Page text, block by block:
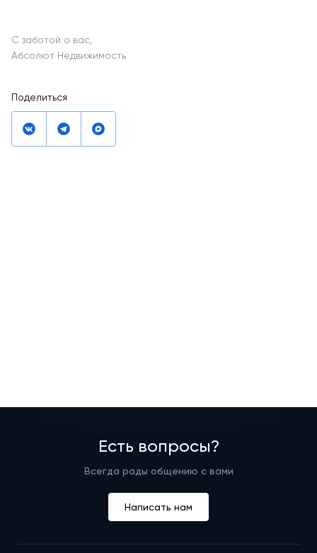
С заботой о вас,
Абсолют Недвижимость
Поделиться
Есть вопросы?
Всегда рады общению с вами
Написать нам